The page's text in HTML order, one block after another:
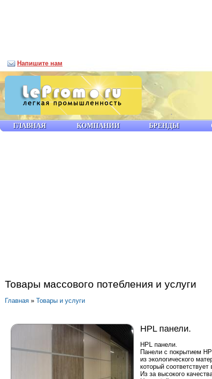
Товары массового потебления и услуги
Главная » Товары и услуги
HPL панели.
HPL панели.
Панели с покрытием
из экологического
который
Из за высокого
ГЛАВНАЯ КОМПАНИИ БРЕНДЫ
Напишите нам